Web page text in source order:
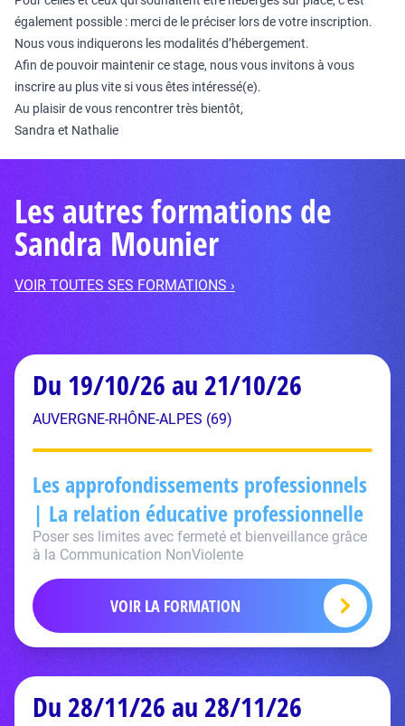
également possible : merci de le préciser lors de votre inscription.
Nous vous indiquerons les modalités d’hébergement.
Afin de pouvoir maintenir ce stage, nous vous invitons à vous
inscrire au plus vite si vous êtes intéressé(e).
Au plaisir de vous rencontrer très bientôt,
Sandra et Nathalie
Les autres formations de
Sandra Mounier
VOIR TOUTES SES FORMATIONS ›
Du 19/10/26 au 21/10/26
AUVERGNE-RHÔNE-ALPES (69)
Les approfondissements professionnels
| La relation éducative professionnelle
Poser ses limites avec fermeté et bienveillance grâce
à la Communication NonViolente
VOIR LA FORMATION
Du 28/11/26 au 28/11/26